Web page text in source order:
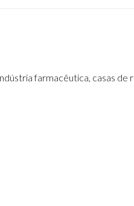
farmacêutica, casas de